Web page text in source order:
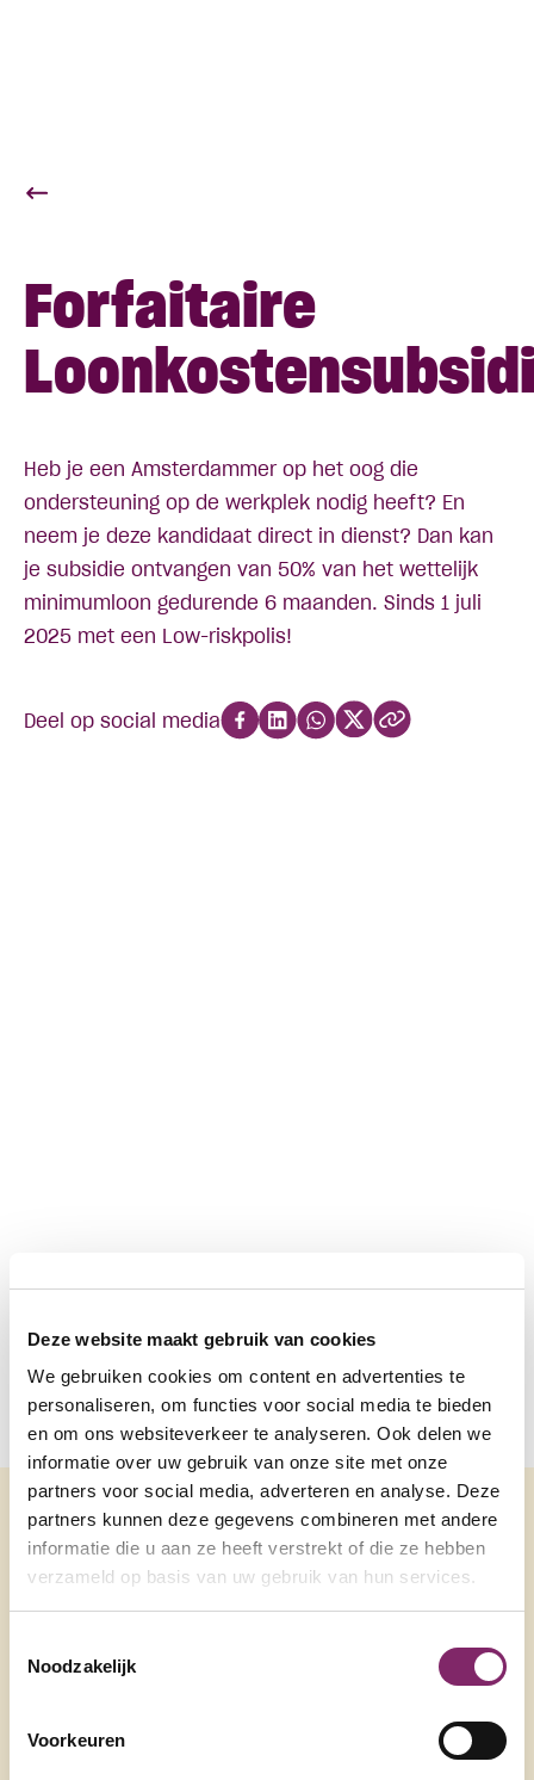
Deze website maakt gebruik van cookies
We gebruiken cookies om content en advertenties te
personaliseren, om functies voor social media te bieden
en om ons websiteverkeer te analyseren. Ook delen we
informatie over uw gebruik van onze site met onze
partners voor social media, adverteren en analyse. Deze
partners kunnen deze gegevens combineren met andere
informatie die u aan ze heeft verstrekt of die ze hebben
verzameld op basis van uw gebruik van hun services.
Noodzakelijk
Voorkeuren
Forfaitaire
Heb je een Amsterdammer op het oog die
ondersteuning op de werkplek nodig heeft? En
neem je deze kandidaat direct in dienst? Dan kan
je subsidie ontvangen van 50% van het wettelijk
minimumloon gedurende 6 maanden. Sinds 1 juli
2025 met een Low-riskpolis!
Deel op social media
Andere
evenementen